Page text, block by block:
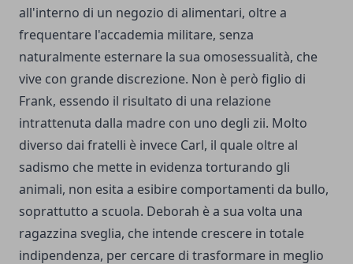
all'interno di un negozio di alimentari, oltre a
frequentare l'accademia militare, senza
naturalmente esternare la sua omosessualità, che
vive con grande discrezione. Non è però figlio di
Frank, essendo il risultato di una relazione
intrattenuta dalla madre con uno degli zii. Molto
diverso dai fratelli è invece Carl, il quale oltre al
sadismo che mette in evidenza torturando gli
animali, non esita a esibire comportamenti da bullo,
soprattutto a scuola. Deborah è a sua volta una
ragazzina sveglia, che intende crescere in totale
indipendenza, per cercare di trasformare in meglio